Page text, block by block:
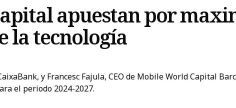
apuestan por
la tecnología
y Francesc Fajula, CEO de Mobile World Capital
el periodo 2024-2027.